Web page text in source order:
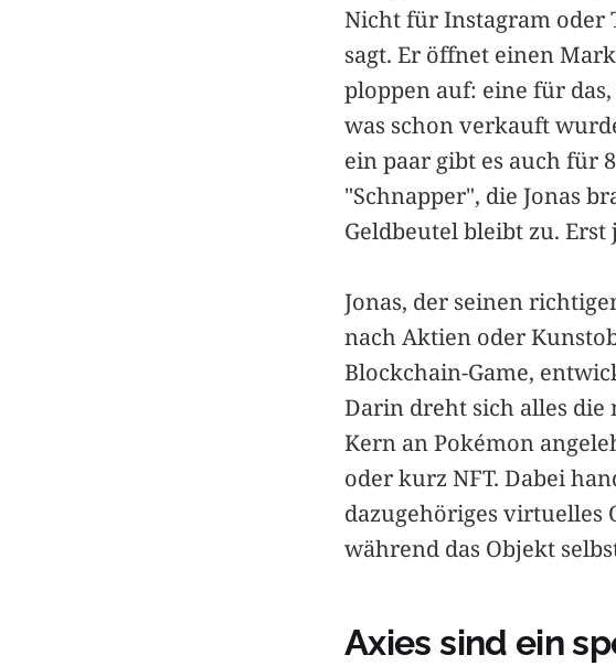
Nicht für Instagram oder
sagt. Er öffnet einen
ploppen auf: eine für
was schon verkauft
ein paar gibt es auch für
"Schnapper", die Jonas
Geldbeutel bleibt zu.
Jonas, der seinen
nach Aktien oder
Blockchain-Game,
Darin dreht sich alles die
Kern an Pokémon
oder kurz NFT. Dabei
dazugehöriges virtuelles
während das Objekt
Axies sind ein